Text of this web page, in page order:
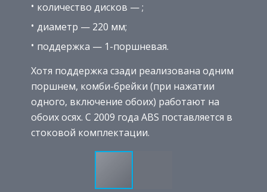
количество дисков — ;
диаметр — 220 мм;
поддержка — 1-поршневая.
Хотя поддержка сзади реализована одним
поршнем, комби-брейки (при нажатии
одного, включение обоих) работают на
обоих осях. С 2009 года ABS поставляется в
стоковой комплектации.